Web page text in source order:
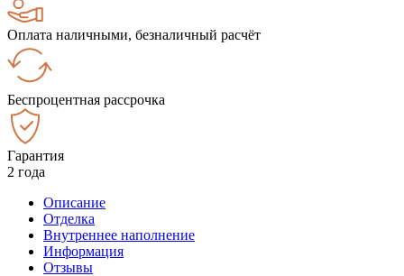
Оплата наличными, безналичный расчёт
Беспроцентная рассрочка
Гарантия
2 года
Описание
Отделка
Внутреннее наполнение
Информация
Отзывы